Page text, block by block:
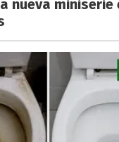
nueva miniserie